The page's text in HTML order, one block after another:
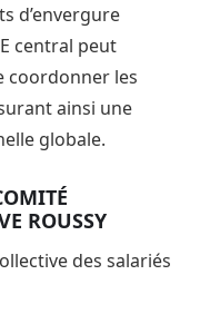
d’envergure
central peut
coordonner les
ainsi une
globale.
ROUSSY
des salariés